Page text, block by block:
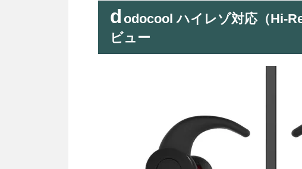
d odocool ハイレゾ対応（Hi-
ビュー